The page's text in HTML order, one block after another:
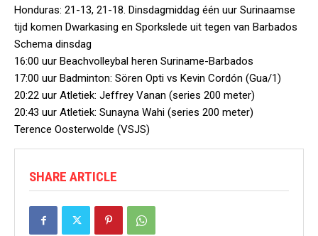
Honduras: 21-13, 21-18. Dinsdagmiddag één uur Surinaamse
tijd komen Dwarkasing en Sporkslede uit tegen van Barbados
Schema dinsdag
16:00 uur Beachvolleybal heren Suriname-Barbados
17:00 uur Badminton: Sören Opti vs Kevin Cordón (Gua/1)
20:22 uur Atletiek: Jeffrey Vanan (series 200 meter)
20:43 uur Atletiek: Sunayna Wahi (series 200 meter)
Terence Oosterwolde (VSJS)
SHARE ARTICLE